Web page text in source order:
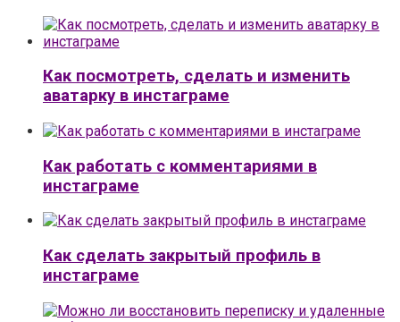
Как посмотреть, сделать и изменить
аватарку в инстаграме
Как работать с комментариями в
инстаграме
Как сделать закрытый профиль в
инстаграме